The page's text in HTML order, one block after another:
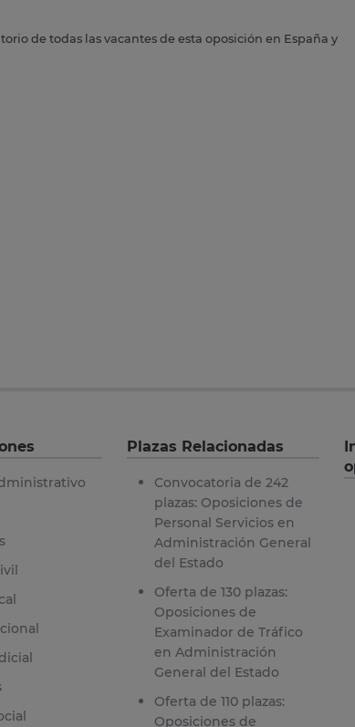
de todas las vacantes de esta oposición en España y
Plazas Relacionadas
Convocatoria de 242
plazas: Oposiciones de
Personal Servicios en
Administración General
del Estado
Oferta de 130 plazas:
Oposiciones de
Examinador de Tráfico
en Administración
General del Estado
Oferta de 110 plazas:
Oposiciones de